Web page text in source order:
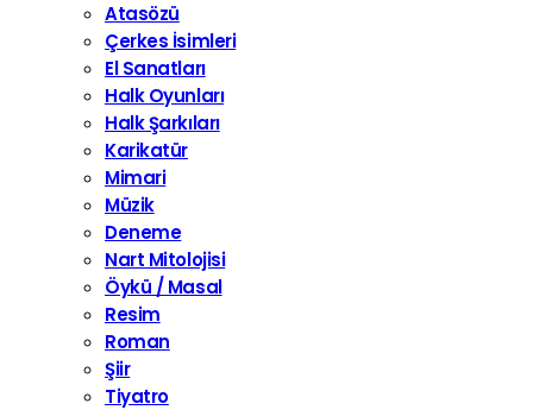
Atasözü
Çerkes İsimleri
El Sanatları
Halk Oyunları
Halk Şarkıları
Karikatür
Mimari
Müzik
Deneme
Nart Mitolojisi
Öykü / Masal
Resim
Roman
Şiir
Tiyatro